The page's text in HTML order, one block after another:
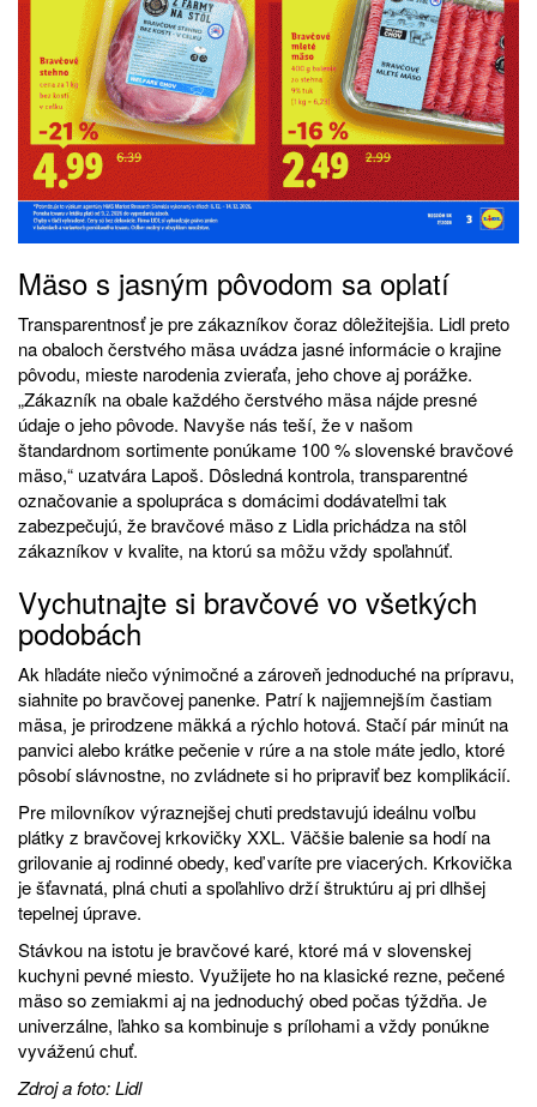
Mäso s jasným pôvodom sa oplatí
Transparentnosť je pre zákazníkov čoraz dôležitejšia. Lidl preto
na obaloch čerstvého mäsa uvádza jasné informácie o krajine
pôvodu, mieste narodenia zvieraťa, jeho chove aj porážke.
„Zákazník na obale každého čerstvého mäsa nájde presné
údaje o jeho pôvode. Navyše nás teší, že v našom
štandardnom sortimente ponúkame 100 % slovenské bravčové
mäso,“ uzatvára Lapoš. Dôsledná kontrola, transparentné
označovanie a spolupráca s domácimi dodávateľmi tak
zabezpečujú, že bravčové mäso z Lidla prichádza na stôl
zákazníkov v kvalite, na ktorú sa môžu vždy spoľahnúť.
Vychutnajte si bravčové vo všetkých
podobách
Ak hľadáte niečo výnimočné a zároveň jednoduché na prípravu,
siahnite po bravčovej panenke. Patrí k najjemnejším častiam
mäsa, je prirodzene mäkká a rýchlo hotová. Stačí pár minút na
panvici alebo krátke pečenie v rúre a na stole máte jedlo, ktoré
pôsobí slávnostne, no zvládnete si ho pripraviť bez komplikácií.
Pre milovníkov výraznejšej chuti predstavujú ideálnu voľbu
plátky z bravčovej krkovičky XXL. Väčšie balenie sa hodí na
grilovanie aj rodinné obedy, keď varíte pre viacerých. Krkovička
je šťavnatá, plná chuti a spoľahlivo drží štruktúru aj pri dlhšej
tepelnej úprave.
Stávkou na istotu je bravčové karé, ktoré má v slovenskej
kuchyni pevné miesto. Využijete ho na klasické rezne, pečené
mäso so zemiakmi aj na jednoduchý obed počas týždňa. Je
univerzálne, ľahko sa kombinuje s prílohami a vždy ponúkne
vyváženú chuť.
Zdroj a foto: Lidl